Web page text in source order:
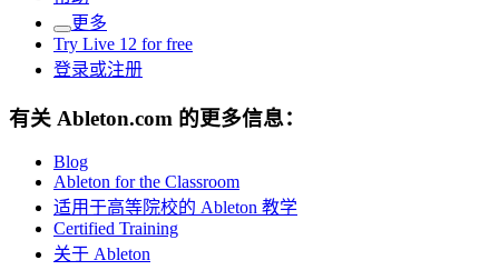
更多
Try Live 12 for free
登录或注册
有关 Ableton.com 的更多信息：
Blog
Ableton for the Classroom
适用于高等院校的 Ableton 教学
Certified Training
关于 Ableton